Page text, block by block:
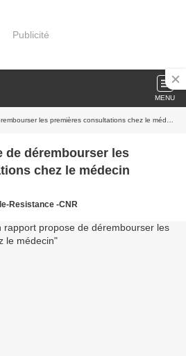
Publicité
MENU
les premières consultations chez le médecin
de dérembourser les
chez le médecin
Resistance -CNR